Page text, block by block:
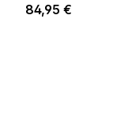
Regulärer
84,95 €